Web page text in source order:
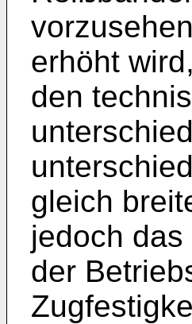
erhöht
den
gleich
jedoch
der